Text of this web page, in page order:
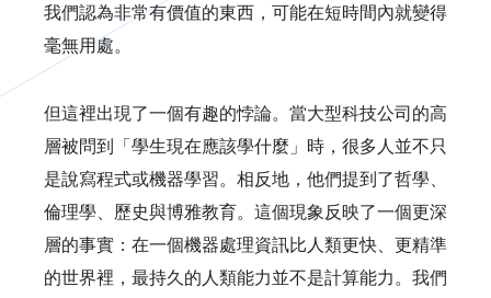
我們認為非常有價值的東西，可能在短時間內就變得
毫無用處。
但這裡出現了一個有趣的悖論。當大型科技公司的高
層被問到「學生現在應該學什麼」時，很多人並不只
是說寫程式或機器學習。相反地，他們提到了哲學、
倫理學、歷史與博雅教育。這個現象反映了一個更深
層的事實：在一個機器處理資訊比人類更快、更精準
的世界裡，最持久的人類能力並不是計算能力。我們